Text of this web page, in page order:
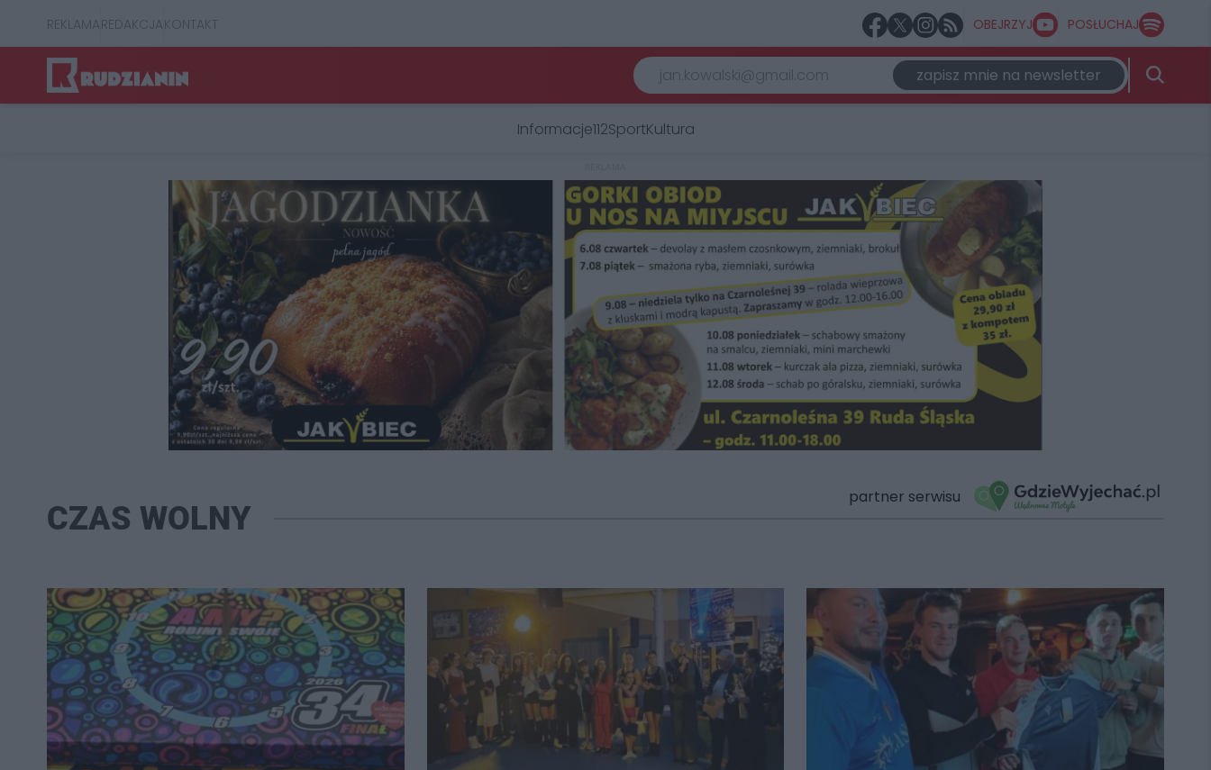
REKLAMAREDAKCJAKONTAKT OBEJRZYJ POSŁUCHAJ
zapisz mnie na newsletter
Informacje112SportKultura
partner serwisu
CZAS WOLNY